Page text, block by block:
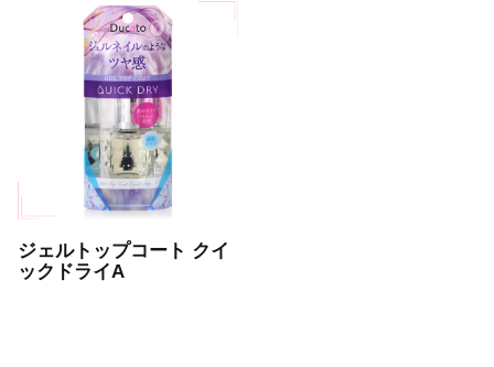
ジェルトップコート クイ
ックドライA